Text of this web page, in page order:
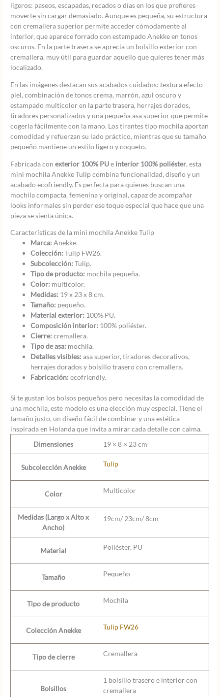
ligeros: paseos, escapadas, recados o días en los que prefieres
moverte sin cargar demasiado. Aunque es pequeña, su estructura
con cremallera superior permite acceder cómodamente al
interior, que aparece forrado con estampado Anekke en tonos
oscuros. En la parte trasera se aprecia un bolsillo exterior con
cremallera, muy útil para guardar aquello que quieres tener más
localizado.
En las imágenes destacan sus acabados cuidados: textura efecto
piel, combinación de tonos crema, marrón, azul oscuro y
estampado multicolor en la parte trasera, herrajes dorados,
tiradores personalizados y una pequeña asa superior que permite
cogerla fácilmente con la mano. Los tirantes tipo mochila aportan
comodidad y refuerzan su lado práctico, mientras que su tamaño
pequeño mantiene un estilo ligero y coqueto.
Fabricada conexterior 100% PUe interior 100% poliéster, esta
mini mochila Anekke Tulip combina funcionalidad, diseño y un
acabado ecofriendly. Es perfecta para quienes buscan una
mochila compacta, femenina y original, capaz de acompañar
looks informales sin perder ese toque especial que hace que una
pieza se sienta única.
Características de la mini mochila Anekke Tulip
Marca: Anekke.
Colección: Tulip FW26.
Subcolección: Tulip.
Tipo de producto: mochila pequeña.
Color: multicolor.
Medidas: 19 x 23 x 8 cm.
Tamaño: pequeño.
Material exterior: 100% PU.
Composición interior: 100% poliéster.
Cierre: cremallera.
Tipo de asa: mochila.
Detalles visibles: asa superior, tiradores decorativos,
herrajes dorados y bolsillo trasero con cremallera.
Fabricación: ecofriendly.
Si te gustan los bolsos pequeños pero necesitas la comodidad de
una mochila, este modelo es una elección muy especial. Tiene el
tamaño justo, un diseño fácil de combinar y una estética
inspirada en Holanda que invita a mirar cada detalle con calma.
Dimensiones
19 × 8 × 23 cm
Subcolección Anekke Tulip
Color Multicolor
Medidas (Largo x Alto x
Ancho)
19cm/ 23cm/ 8cm
Material Poliéster, PU
Tamaño Pequeño
Tipo de producto Mochila
Colección Anekke Tulip FW26
Tipo de cierre Cremallera
Bolsillos
1 bolsillo trasero e interior con
cremallera